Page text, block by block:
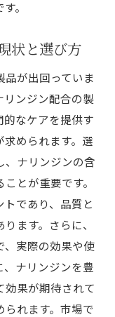
。
状と選び方
が出回っていま
リンジン配合の製
なケアを提供す
められます。選
、ナリンジンの含
とが重要です。
であり、品質と
ます。さらに、
、実際の効果や使
ナリンジンを豊
効果が期待されて
られます。市場で